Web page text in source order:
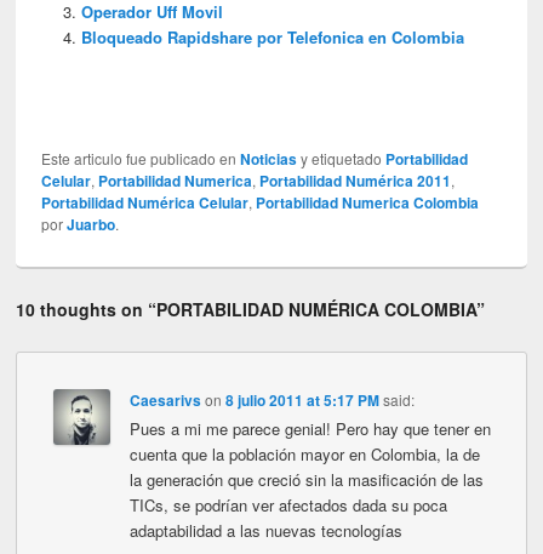
Operador Uff Movil
Bloqueado Rapidshare por Telefonica en Colombia
Este articulo fue publicado enNoticiasy etiquetado Portabilidad
Celular, Portabilidad Numerica, Portabilidad Numérica 2011,
Portabilidad Numérica Celular, Portabilidad Numerica Colombia
porJuarbo.
10 thoughts on “PORTABILIDAD NUMÉRICA COLOMBIA”
Caesarivson 8 julio 2011 at 5:17 PM said:
Pues a mi me parece genial! Pero hay que tener en
cuenta que la población mayor en Colombia, la de
la generación que creció sin la masificación de las
TICs, se podrían ver afectados dada su poca
adaptabilidad a las nuevas tecnologías